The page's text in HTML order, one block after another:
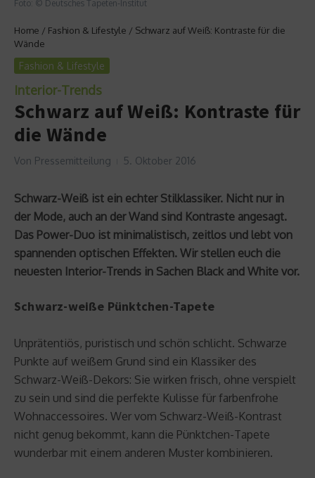
Foto: © Deutsches Tapeten-Institut
Home / Fashion & Lifestyle / Schwarz auf Weiß: Kontraste für die
Wände
Fashion & Lifestyle
Interior-Trends
Schwarz auf Weiß: Kontraste für
die Wände
Von Pressemitteilung 5. Oktober 2016
Schwarz-Weiß ist ein echter Stilklassiker. Nicht nur in
der Mode, auch an der Wand sind Kontraste angesagt.
Das Power-Duo ist minimalistisch, zeitlos und lebt von
spannenden optischen Effekten. Wir stellen euch die
neuesten Interior-Trends in Sachen Black and White vor.
Schwarz-weiße Pünktchen-Tapete
Unprätentiös, puristisch und schön schlicht. Schwarze
Punkte auf weißem Grund sind ein Klassiker des
Schwarz-Weiß-Dekors: Sie wirken frisch, ohne verspielt
zu sein und sind die perfekte Kulisse für farbenfrohe
Wohnaccessoires. Wer vom Schwarz-Weiß-Kontrast
nicht genug bekommt, kann die Pünktchen-Tapete
wunderbar mit einem anderen Muster kombinieren.